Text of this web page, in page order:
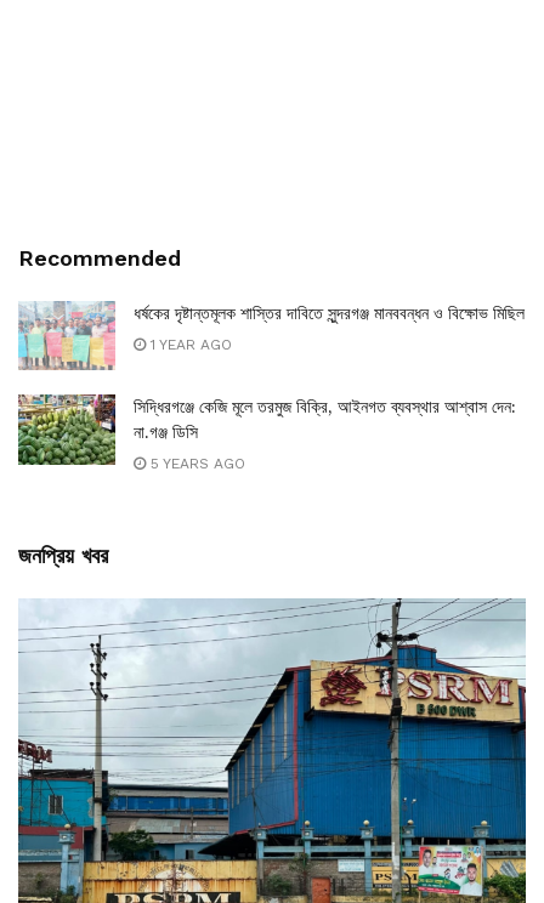
Recommended
ধর্ষকের দৃষ্টান্তমূলক শাস্তির দাবিতে সুন্দরগঞ্জ মানববন্ধন ও বিক্ষোভ মিছিল
1 YEAR AGO
সিদ্ধিরগঞ্জে কেজি মূলে তরমুজ বিক্রি, আইনগত ব্যবস্থার আশ্বাস দেন:
না.গঞ্জ ডিসি
5 YEARS AGO
জনপ্রিয় খবর